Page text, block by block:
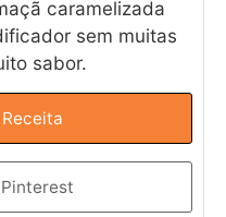
caramelizada
sem muitas
sabor.